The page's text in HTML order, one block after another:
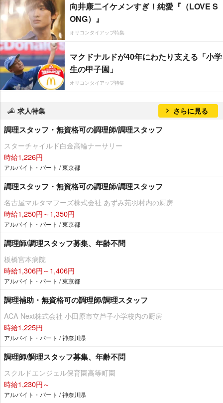
向井康二イケメンすぎ！純愛『（LOVE S
ONG）』
オリコンタイアップ特集
マクドナルドが40年にわたり支える「小学
生の甲子園」
オリコンタイアップ特集
求人特集 さらに見る
調理スタッフ・無資格可の調理師/調理スタッフ
スターチャイルド白金高輪ナーサリー
時給1,226円
アルバイト・パート / 東京都
調理スタッフ・無資格可の調理師/調理スタッフ
名古屋マルタマフーズ株式会社 あずみ苑羽村内の厨房
時給1,250円～1,350円
アルバイト・パート / 東京都
調理師/調理スタッフ募集、年齢不問
板橋宮本病院
時給1,306円～1,406円
アルバイト・パート / 東京都
調理補助・無資格可の調理師/調理スタッフ
ACA Next株式会社 小田原市立芦子小学校内の厨房
時給1,225円
アルバイト・パート / 神奈川県
調理師/調理スタッフ募集、年齢不問
スクルドエンジェル保育園高等町園
時給1,230円～
アルバイト・パート / 神奈川県